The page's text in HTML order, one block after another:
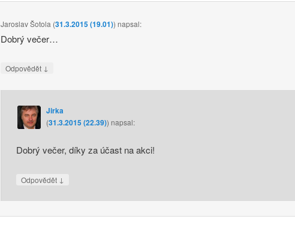
Jaroslav Šotola (31.3.2015 (19.01))napsal:
Dobrý večer…
Odpovědět ↓
Jirka
(31.3.2015 (22.39)) napsal:
Dobrý večer, díky za účast na akci!
Odpovědět ↓